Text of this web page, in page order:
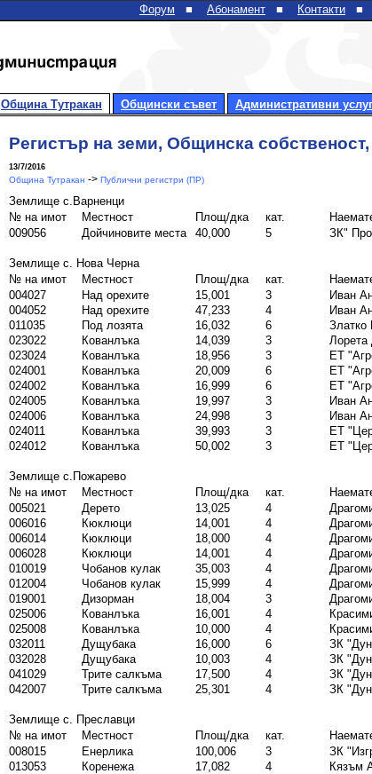
Форум ■ Абонамент ■ Контакти ■
Община Тутракан Общински съвет Административни
Регистър на земи, Общинска
13/7/2016
Община Тутракан -> Публични регистри (ПР)
Землище с.Варненци
№ на имот
Местност Площ/дка кат.
009056
Дойчиновите места 40,000 5 ЗК"
Землище с. Нова Черна
№ на имот
Местност Площ/дка кат.
004027
Над орехите 15,001 3 Иван
004052
Над орехите 47,233 4 Иван
011035
Под лозята 16,032 6 Златко
023022
Кованлъка 14,039 3 Лорета
023024
Кованлъка 18,956 3 ЕТ
024001
Кованлъка 20,009 6 ЕТ
024002
Кованлъка 16,999 6 ЕТ
024005
Кованлъка 19,997 3 Иван
024006
Кованлъка 24,998 3 Иван
024011
Кованлъка 39,993 3 ЕТ
024012
Кованлъка 50,002 3 ЕТ
Землище с.Пожарево
№ на имот
Местност Площ/дка кат.
005021
Дерето 13,025 4
006016
Кюклюци 14,001 4
006014
Кюклюци 18,000 4
006028
Кюклюци 14,001 4
010019
Чобанов кулак 35,003 4
012004
Чобанов кулак 15,999 4
019001
Дизорман 18,004 3
025006
Кованлъка 16,001 4
025008
Кованлъка 10,000 4
032011
Дущубака 16,000 6 ЗК
032028
Дущубака 10,003 4 ЗК
041029
Трите салкъма 17,500 4 ЗК
042007
Трите салкъма 25,301 4 ЗК
Землище с. Преславци
№ на имот
Местност Площ/дка кат.
008015
Енерлика 100,006 3 ЗК
013053
Коренежа 17,082 4 Кязъм